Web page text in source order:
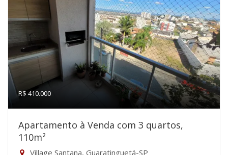
R$ 410.000
Apartamento à Venda com 3 quartos,
110m²
Village Santana, Guaratinguetá-SP